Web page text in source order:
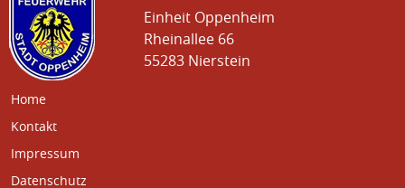
Einheit Oppenheim
Rheinallee 66
55283 Nierstein
Home
Kontakt
Impressum
Datenschutz